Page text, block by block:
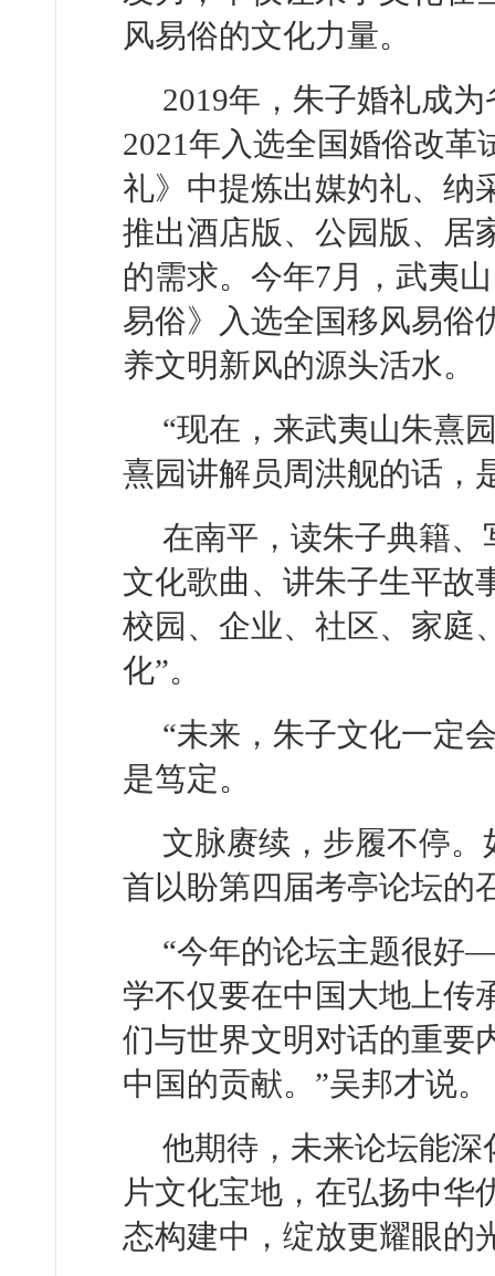
风易俗的文化力量。
2019年，朱子婚礼成
2021年入选全国婚俗改革
礼》中提炼出媒妁礼、纳
推出酒店版、公园版、居
的需求。今年7月，武夷
易俗》入选全国移风易俗
养文明新风的源头活水。
“现在，来武夷山朱熹
熹园讲解员周洪舰的话，
在南平，读朱子典籍
文化歌曲、讲朱子生平
校园、企业、社区、家庭
化”。
“未来，朱子文化一定
是笃定。
文脉赓续，步履不停
首以盼第四届考亭论坛的
“今年的论坛主题很好
学不仅要在中国大地上传
们与世界文明对话的重要
中国的贡献。”吴邦才说。
他期待，未来论坛能
片文化宝地，在弘扬中华
态构建中，绽放更耀眼的